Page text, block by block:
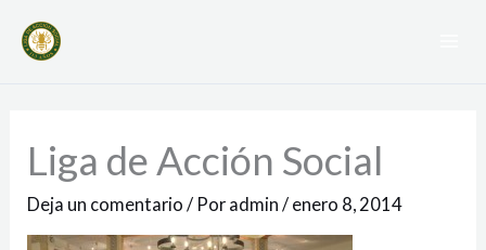
Liga de Acción Social
Deja un comentario / Por admin/ enero 8, 2014